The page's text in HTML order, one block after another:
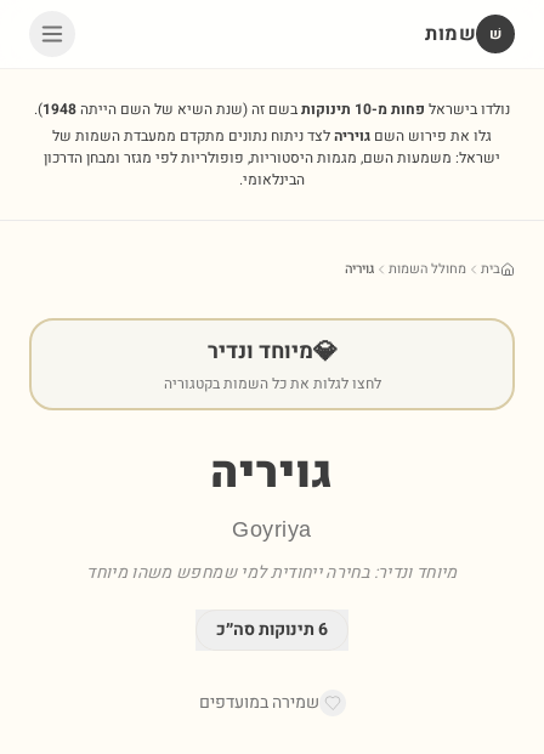
שׁ שמות
נולדו בישראל פחות מ-10 תינוקות בשם זה(שנת השיא של השם הייתה1948
).
גלו את פירוש השם גויריהלצד ניתוח נתונים מתקדם ממעבדת השמות של
ישראל: משמעות השם, מגמות היסטוריות, פופולריות לפי מגזר ומבחן הדרכון
הבינלאומי.
בית מחולל השמות גויריה
💎מיוחד ונדיר
לחצו לגלות את כל השמות בקטגוריה
גויריה
Goyriya
מיוחד ונדיר: בחירה ייחודית למי שמחפש משהו מיוחד
6תינוקות סה״כ
שמירה במועדפים